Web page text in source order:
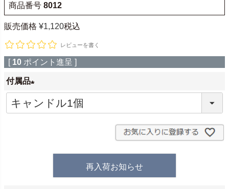
商品番号 8012
販売価格 ¥1,120税込
レビューを書く
[ 10 ポイント進呈 ]
付属品
必
再入荷お知らせ